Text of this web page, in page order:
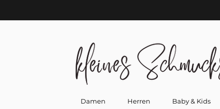
Damen Herren Baby & Kids